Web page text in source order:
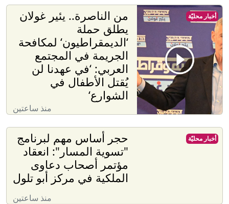
من الناصرة.. يئير غولان
يطلق حملة
‘الديمقراطيون‘ لمكافحة
الجريمة في المجتمع
العربي: ‘في عهدنا لن
يُقتل الأطفال في
الشوارع‘
منذ ساعتين
أخبار محليّة
حجر أساس مهم لبرنامج
"تسوية المسار": انعقاد
مؤتمر أصحاب دعاوى
الملكية في مركز أبو تلول
منذ ساعتين
أخبار محليّة